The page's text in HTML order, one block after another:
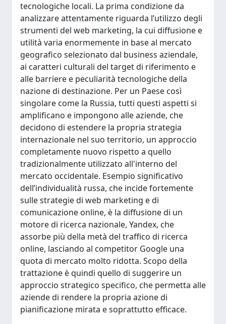
tecnologiche locali. La prima condizione da
analizzare attentamente riguarda l’utilizzo degli
strumenti del web marketing, la cui diffusione e
utilità varia enormemente in base al mercato
geografico selezionato dal business aziendale,
ai caratteri culturali del target di riferimento e
alle barriere e peculiarità tecnologiche della
nazione di destinazione. Per un Paese così
singolare come la Russia, tutti questi aspetti si
amplificano e impongono alle aziende, che
decidono di estendere la propria strategia
internazionale nel suo territorio, un approccio
completamente nuovo rispetto a quello
tradizionalmente utilizzato all'interno del
mercato occidentale. Esempio significativo
dell’individualità russa, che incide fortemente
sulle strategie di web marketing e di
comunicazione online, è la diffusione di un
motore di ricerca nazionale, Yandex, che
assorbe più della metà del traffico di ricerca
online, lasciando al competitor Google una
quota di mercato molto ridotta. Scopo della
trattazione è quindi quello di suggerire un
approccio strategico specifico, che permetta alle
aziende di rendere la propria azione di
pianificazione mirata e soprattutto efficace.